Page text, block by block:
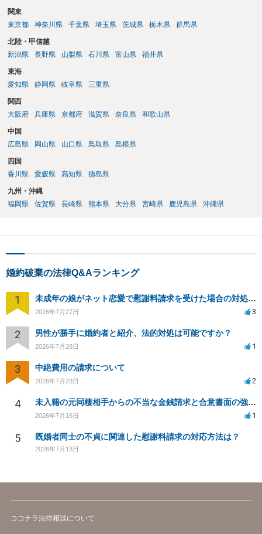
際には、清算条項という定めを設けることがほとんどです。 清算条項
を定めることによって、「これをもってお互いに今後一切請求しな
い」ことを双方が誓約することになります。 上記はあくまでも一般論
答ができるかと存じます。 弁護士に相談すべき事案かと存じますの
で、お早めにご相談されることをお勧めいたします。
関東
東京都
神奈川県 千葉県 埼玉県 茨城県 栃木県 群馬県
北陸・甲信越
新潟県
長野県 山梨県 石川県 富山県 福井県
東海
愛知県
静岡県 岐阜県 三重県
関西
大阪府
兵庫県 京都府 滋賀県 奈良県 和歌山県
中国
広島県
岡山県 山口県 鳥取県 島根県
四国
香川県
愛媛県 高知県 徳島県
九州・沖縄
福岡県
佐賀県 長崎県 熊本県 大分県 宮崎県 鹿児島県 沖縄県
婚約破棄の法律Q&Aランキング
1 未成年の娘がネット恋愛で慰謝料請求を受けた場合の対処法は？
2026年7月27日 3
2 男性が勝手に婚約者と紹介、法的対処は可能ですか？
2026年7月28日 1
3 中絶費用の請求について
2026年7月23日 2
4 未入籍の元同棲相手からの不当な金銭請求と合意書面の強要について
2026年7月16日 1
5 既婚者同士の不貞に関連した慰謝料請求の対応方法は？
2026年7月13日
ココナラ法律相談について